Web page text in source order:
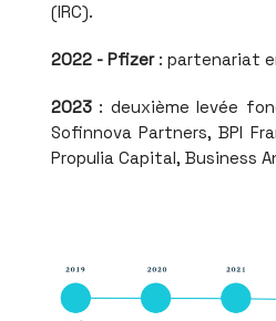
(IRC).
2022 - Pfizer: partenariat
2023 : deuxième levée
Sofinnova Partners, BPI
Propulia Capital, Business